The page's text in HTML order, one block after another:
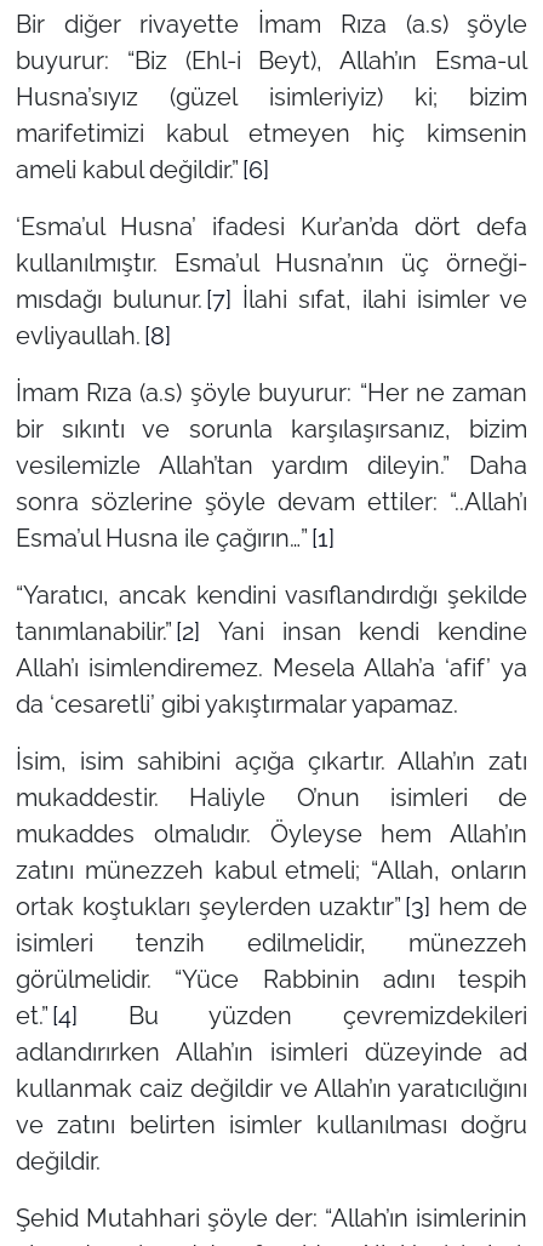
Bir diğer rivayette İmam Rıza (a.s) şöyle
buyurur: “Biz (Ehl-i Beyt), Allah’ın Esma-ul
Husna’sıyız (güzel isimleriyiz) ki; bizim
marifetimizi kabul etmeyen hiç kimsenin
ameli kabul değildir.” [6]
‘Esma’ul Husna’ ifadesi Kur’an’da dört defa
kullanılmıştır. Esma’ul Husna’nın üç örneği-
mısdağı bulunur. [7] İlahi sıfat, ilahi isimler ve
evliyaullah. [8]
İmam Rıza (a.s) şöyle buyurur: “Her ne zaman
bir sıkıntı ve sorunla karşılaşırsanız, bizim
vesilemizle Allah’tan yardım dileyin.” Daha
sonra sözlerine şöyle devam ettiler: “..Allah’ı
Esma’ul Husna ile çağırın…” [1]
“Yaratıcı, ancak kendini vasıflandırdığı şekilde
tanımlanabilir.” [2] Yani insan kendi kendine
Allah’ı isimlendiremez. Mesela Allah’a ‘afif’ya
da ‘cesaretli’ gibi yakıştırmalar yapamaz.
İsim, isim sahibini açığa çıkartır. Allah’ın zatı
mukaddestir. Haliyle O’nun isimleri de
mukaddes olmalıdır. Öyleyse hem Allah’ın
zatını münezzeh kabul etmeli; “Allah, onların
ortak koştukları şeylerden uzaktır” [3] hem de
isimleri tenzih edilmelidir, münezzeh
görülmelidir. “Yüce Rabbinin adını tespih
et.” [4] Bu yüzden çevremizdekileri
adlandırırken Allah’ın isimleri düzeyinde ad
kullanmak caiz değildir ve Allah’ın yaratıcılığını
ve zatını belirten isimler kullanılması doğru
değildir.
Şehid Mutahhari şöyle der: “Allah’ın isimlerinin